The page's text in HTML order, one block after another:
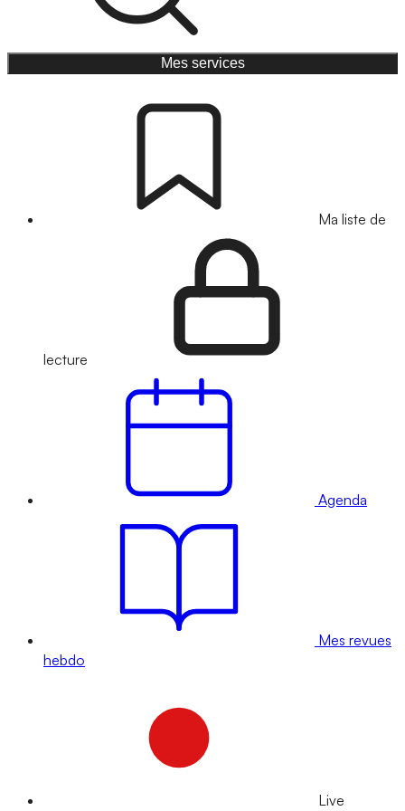
Mes services
Ma liste de
lecture
Agenda
Mes revues
hebdo
Live